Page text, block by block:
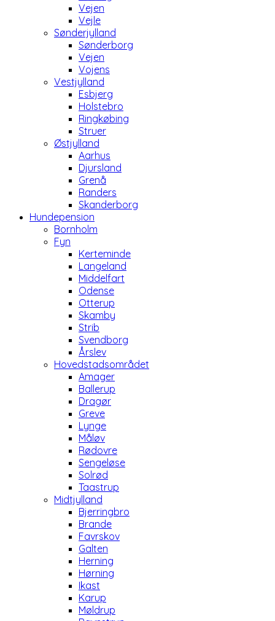
Vejen
Vejle
Sønderjylland
Sønderborg
Vejen
Vojens
Vestjylland
Esbjerg
Holstebro
Ringkøbing
Struer
Østjylland
Aarhus
Djursland
Grenå
Randers
Skanderborg
Hundepension
Bornholm
Fyn
Kerteminde
Langeland
Middelfart
Odense
Otterup
Skamby
Strib
Svendborg
Årslev
Hovedstadsområdet
Amager
Ballerup
Dragør
Greve
Lynge
Måløv
Rødovre
Sengeløse
Solrød
Taastrup
Midtjylland
Bjerringbro
Brande
Favrskov
Galten
Herning
Hørning
Ikast
Karup
Møldrup